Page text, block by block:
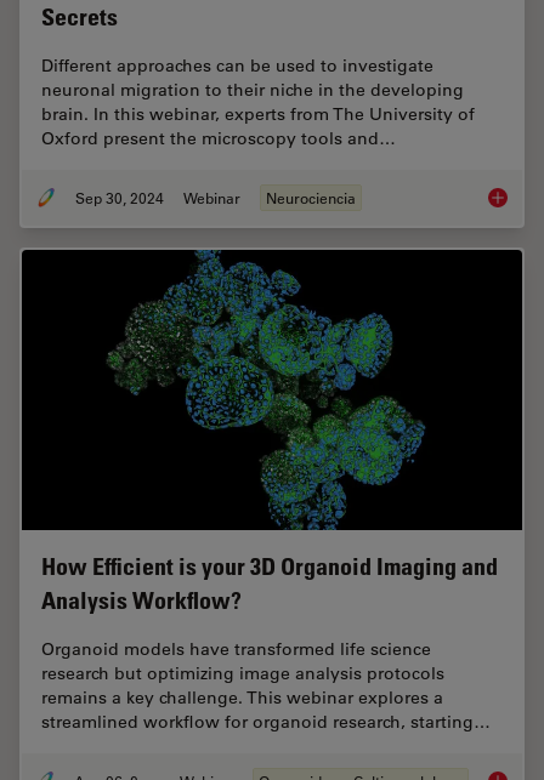
Secrets
Different approaches can be used to investigate
neuronal migration to their niche in the developing
brain. In this webinar, experts from The University of
Oxford present the microscopy tools and…
Sep 30, 2024 Webinar Neurociencia
How Efficient is your 3D Organoid Imaging and
Analysis Workflow?
Organoid models have transformed life science
research but optimizing image analysis protocols
remains a key challenge. This webinar explores a
streamlined workflow for organoid research, starting…